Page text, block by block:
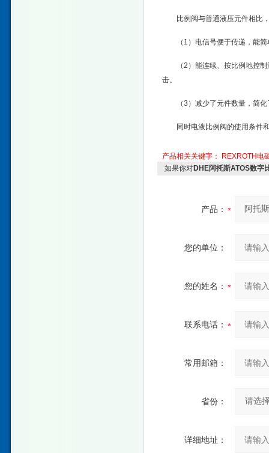
比例阀与普通液压元件相比
（1）电信号便于传递，能
（2）能连续、按比例地控
击。
（3）减少了元件数量，简
同时电液比例阀的使用条件
产品相关关键字：
REXROTH电
如果你对DHE阿托斯ATOS数字
产品：
您的单位：
您的姓名：
联系电话：
常用邮箱：
省份：
详细地址：